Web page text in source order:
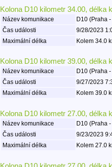
Kolona D10 kilometr 34.00, délka
Název komunikace
D10 (Praha
Čas události
9/28/2023
Maximální délka
Kolem 34.0
Kolona D10 kilometr 39.00, délka
Název komunikace
D10 (Praha
Čas události
9/27/2023
Maximální délka
Kolem 39.0
Kolona D10 kilometr 27.00, délka
Název komunikace
D10 (Praha
Čas události
9/23/2023
Maximální délka
Kolem 27.0